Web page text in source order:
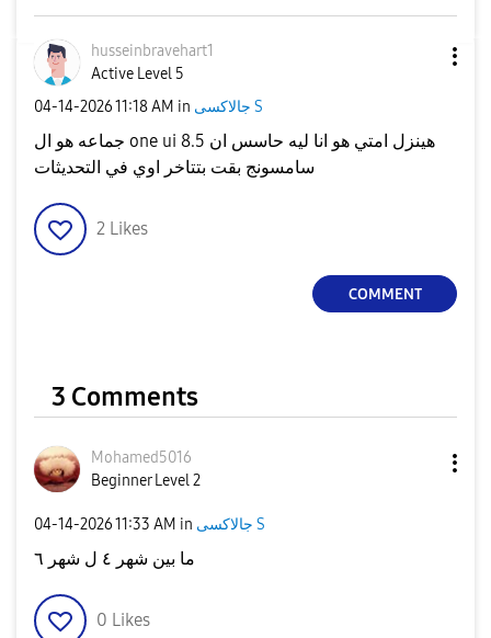
husseinbravehart1
Active Level 5
‎04-14-202611:18 AM in جالاكسى S
جماعه هو ال one ui 8.5 هينزل امتي هو انا ليه حاسس ان
سامسونج بقت بتتاخر اوي في التحديثات
2 Likes
COMMENT
3 Comments
Mohamed5016
Beginner Level 2
‎04-14-202611:33 AM in جالاكسى S
ما بين شهر ٤ ل شهر ٦
0 Likes